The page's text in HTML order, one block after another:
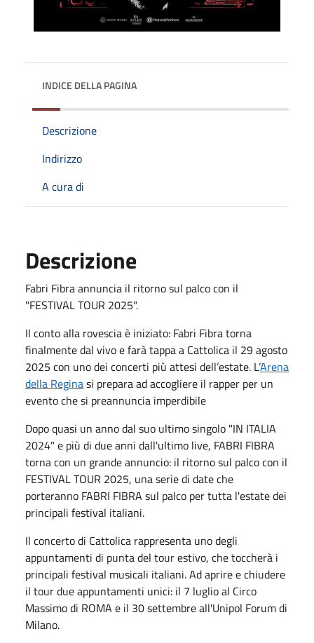
INDICE DELLA PAGINA
Descrizione
Indirizzo
A cura di
Descrizione
Fabri Fibra annuncia il ritorno sul palco con il
"FESTIVAL TOUR 2025".
Il conto alla rovescia è iniziato: Fabri Fibra torna
finalmente dal vivo e farà tappa a Cattolica il 29 agosto
2025 con uno dei concerti più attesi dell’estate. L’Arena
della Reginasi prepara ad accogliere il rapper per un
evento che si preannuncia imperdibile
Dopo quasi un anno dal suo ultimo singolo "IN ITALIA
2024" e più di due anni dall'ultimo live, FABRI FIBRA
torna con un grande annuncio: il ritorno sul palco con il
FESTIVAL TOUR 2025, una serie di date che
porteranno FABRI FIBRA sul palco per tutta l'estate dei
principali festival italiani.
Il concerto di Cattolica rappresenta uno degli
appuntamenti di punta del tour estivo, che toccherà i
principali festival musicali italiani. Ad aprire e chiudere
il tour due appuntamenti unici: il 7 luglio al Circo
Massimo di ROMA e il 30 settembre all'Unipol Forum di
Milano.